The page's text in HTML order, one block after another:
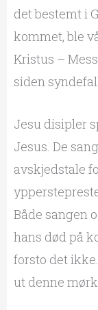
det bestemt i
kommet, ble
Kristus –
siden
Jesu disipler
Jesus. De
avskjedstale
Både sangen
hans død på
forsto det
ut denne